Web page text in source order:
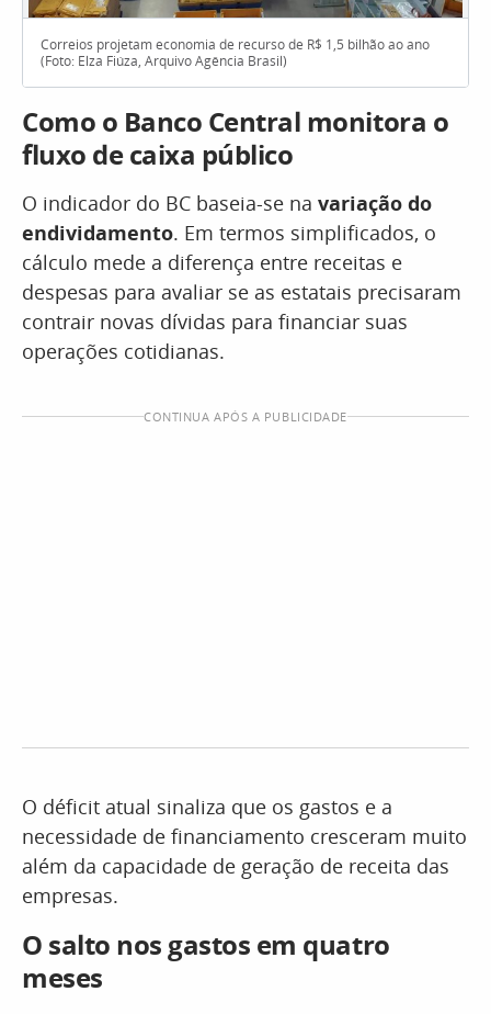
Correios projetam economia de recurso de R$ 1,5 bilhão ao ano
(Foto: Elza Fiúza, Arquivo Agência Brasil)
Como o Banco Central monitora o
fluxo de caixa público
O indicador do BC baseia-se na variação do
endividamento. Em termos simplificados, o
cálculo mede a diferença entre receitas e
despesas para avaliar se as estatais precisaram
contrair novas dívidas para financiar suas
operações cotidianas.
CONTINUA APÓS A PUBLICIDADE
O déficit atual sinaliza que os gastos e a
necessidade de financiamento cresceram muito
além da capacidade de geração de receita das
empresas.
O salto nos gastos em quatro
meses